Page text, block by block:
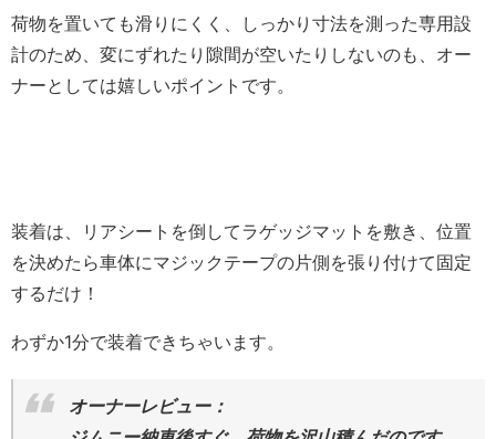
荷物を置いても滑りにくく、しっかり寸法を測った専用設
計のため、変にずれたり隙間が空いたりしないのも、オー
ナーとしては嬉しいポイントです。
装着は、リアシートを倒してラゲッジマットを敷き、位置
を決めたら車体にマジックテープの片側を張り付けて固定
するだけ！
わずか1分で装着できちゃいます。
オーナーレビュー：